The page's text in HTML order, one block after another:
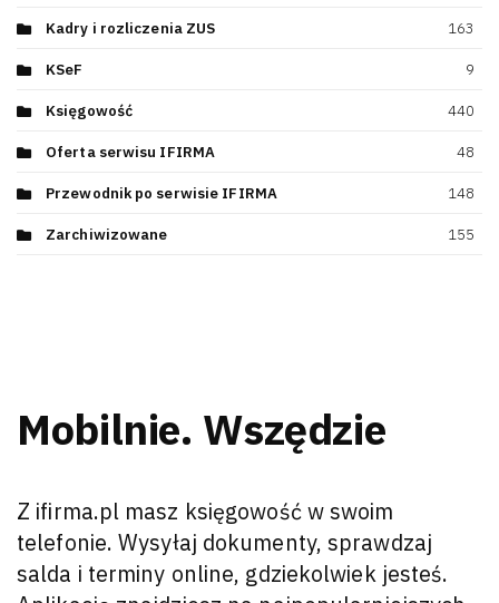
Kadry i rozliczenia ZUS 163
KSeF 9
Księgowość 440
Oferta serwisu IFIRMA 48
Przewodnik po serwisie IFIRMA 148
Zarchiwizowane 155
Mobilnie. Wszędzie
Z ifirma.pl masz księgowość w swoim
telefonie. Wysyłaj dokumenty, sprawdzaj
salda i terminy online, gdziekolwiek jesteś.